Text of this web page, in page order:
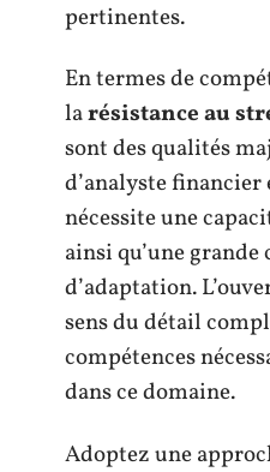
pertinentes.
En termes de
larésistance au
sont des qualités
d’analyste financier
nécessite une
ainsi qu’une grande
d’adaptation.
sens du détail
compétences
dans ce domaine.
Adoptez une